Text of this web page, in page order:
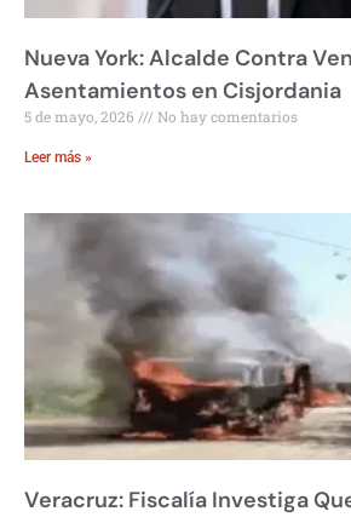
Nueva York: Alcalde Contra
Asentamientos en Cisjordania
5 de mayo, 2026 No hay comentarios
Leer más »
Veracruz: Fiscalía Investiga